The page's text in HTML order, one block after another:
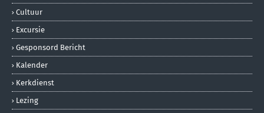
Cultuur
Excursie
Gesponsord Bericht
Kalender
Kerkdienst
Lezing